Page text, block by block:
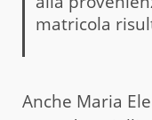
matricola
Anche Maria